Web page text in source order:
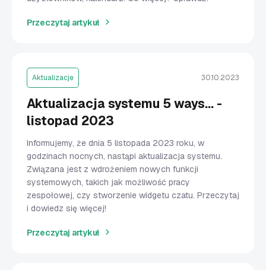
Przeczytaj artykuł
Aktualizacje 30.10.2023
Aktualizacja systemu 5 ways... -
listopad 2023
Informujemy, że dnia 5 listopada 2023 roku, w
godzinach nocnych, nastąpi aktualizacja systemu.
Związana jest z wdrożeniem nowych funkcji
systemowych, takich jak możliwość pracy
zespołowej, czy stworzenie widgetu czatu. Przeczytaj
i dowiedz się więcej!
Przeczytaj artykuł